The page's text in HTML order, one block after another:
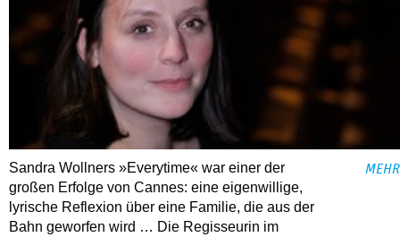
Sandra Wollners »Everytime« war einer der
großen Erfolge von Cannes: eine eigenwillige,
lyrische Reflexion über eine ­Familie, die aus der
Bahn geworfen wird … Die Regisseurin im
MEHR